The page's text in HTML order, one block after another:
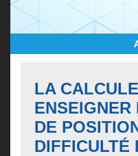
LA
ENSEIGNER
DE
DIFFICULTÉ